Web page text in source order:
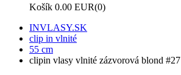
Košík 0.00 EUR(0)
INVLASY.SK
clip in vlnité
55 cm
clipin vlasy vlnité zázvorová blond #27